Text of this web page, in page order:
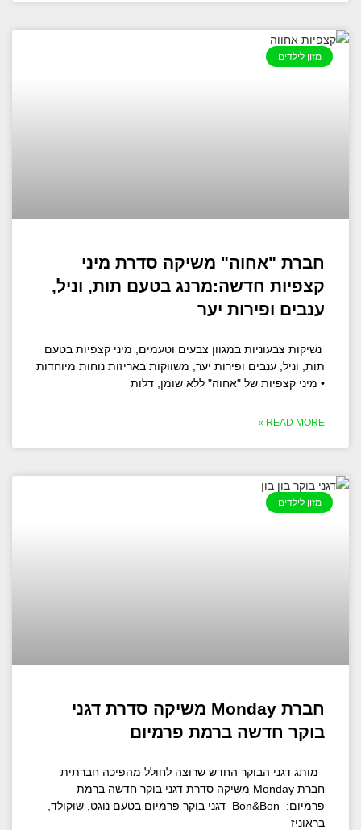
מזון לילדים
חברת "אחוה" משיקה סדרת מיני
קצפיות חדשה:מרנג בטעם תות, וניל,
ענבים ופירות יער
נשיקות צבעוניות במגוון צבעים וטעמים, מיני קצפיות בטעם
תות, וניל, ענבים ופירות יער, משווקות באריזות נוחות מיוחדות
• מיני קצפיות של "אחוה" ללא שומן, דלות
READ MORE »
מזון לילדים
חברת Monday משיקה סדרת דגני
בוקר חדשה ברמת פרמיום
מותג דגני הבוקר החדש שרוצה לחולל מהפיכה חברתית
חברת Monday משיקה סדרת דגני בוקר חדשה ברמת
פרמיום: Bon&Bon דגני בוקר פרמיום בטעם נוגט, שוקולד,
בראוניז